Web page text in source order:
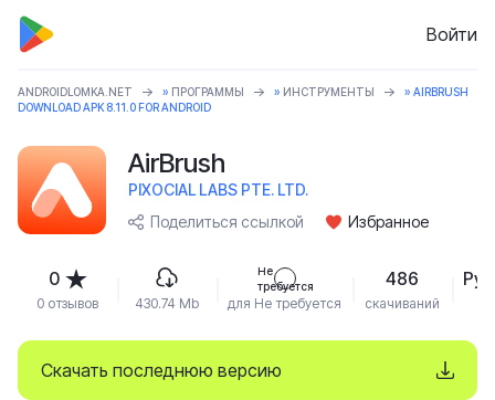
Войти
ANDROIDLOMKA.NET » ПРОГРАММЫ » ИНСТРУМЕНТЫ
» AIRBRUSH
DOWNLOAD APK 8.11.0 FOR ANDROID
AirBrush
PIXOCIAL LABS PTE. LTD.
Поделиться ссылкой
Избранное
Скачать последнюю версию
0
0 отзывов 430.74 Mb
Не
требуется
для Не требуется
486
скачиваний